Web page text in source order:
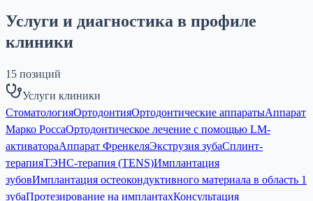
Услуги и диагностика в профиле
клиники
15 позиций
Услуги клиники
СтоматологияОртодонтияОртодонтические аппаратыАппарат
Марко РоссаОртодонтическое лечение с помощью LM-
активатораАппарат ФренкеляЭкструзия зубаСплинт-
терапияТЭНС-терапия (TENS)Имплантация
зубовИмплантация остеокондуктивного материала в область 1
зубаПротезирование на имплантахКонсультация